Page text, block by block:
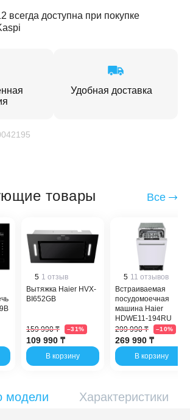
всегда доступна при покупке
Удобная доставка
товары Все
5 1 отзыв
Вытяжка Haier HVX-
BI652GB
109 990 ₸
159 990 ₸ –31%
В корзину
5 11 отзывов
Встраиваемая
посудомоечная
машина Haier
HDWE11-194RU
269 990 ₸
299 990 ₸ –10%
В корзину
модели Характеристики